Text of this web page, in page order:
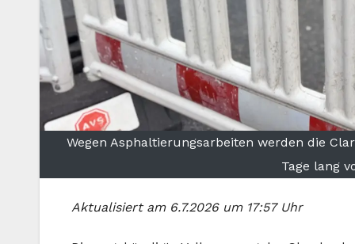
Wegen Asphaltierungsarbeiten werden die
Tage lang
Aktualisiert am 6.7.2026 um 17:57 Uhr